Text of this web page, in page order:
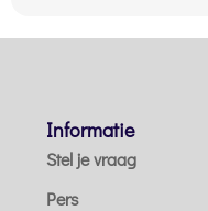
Informatie
Stel je vraag
Pers